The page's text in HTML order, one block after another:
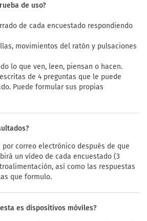
de uso?
de cada encuestado respondiendo
movimientos del ratón y pulsaciones
lo que ven, leen, piensan o hacen.
de 4 preguntas que le puede
Puede formular sus propias
correo electrónico después de que
un vídeo de cada encuestado (3
así como las respuestas
que formulo.
es dispositivos móviles?